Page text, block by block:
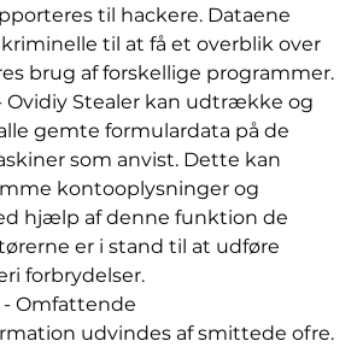
til hackere. Dataene
til at få et overblik over
brug af forskellige programmer.
Ovidiy Stealer kan udtrække og
gemte formulardata på de
som anvist. Dette kan
kontooplysninger og
hjælp af denne funktion de
er i stand til at udføre
forbrydelser.
- Omfattende
udvindes af smittede ofre.
Hent
Værktøj til fjernelse
af malware